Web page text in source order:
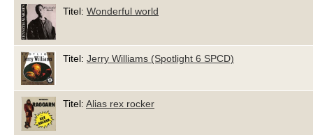
Titel: Wonderful world
Titel: Jerry Williams (Spotlight 6 SPCD)
Titel: Alias rex rocker